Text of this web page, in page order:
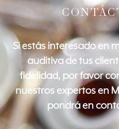
Si estás interesado en
auditiva de tus
fidelidad, por favor
nuestros expertos en
pondrá en